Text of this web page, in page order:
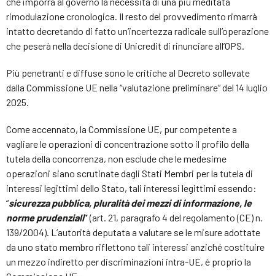
rimodulazione cronologica. Il resto del provvedimento rimarrà
intatto decretando di fatto un’incertezza radicale sull’operazione
che peserà nella decisione di Unicredit di rinunciare all’OPS.
Più penetranti e diffuse sono le critiche al Decreto sollevate
dalla Commissione UE nella “valutazione preliminare“ del 14 luglio
2025.
Come accennato, la Commissione UE, pur competente a
vagliare le operazioni di concentrazione sotto il profilo della
tutela della concorrenza, non esclude che le medesime
operazioni siano scrutinate dagli Stati Membri per la tutela di
interessi legittimi dello Stato, tali interessi legittimi essendo:
“sicurezza pubblica, pluralità dei mezzi di informazione, le
norme prudenziali”(art. 21, paragrafo 4 del regolamento (CE) n.
139/2004). L’autorità deputata a valutare se le misure adottate
da uno stato membro riflettono tali interessi anziché costituire
un mezzo indiretto per discriminazioni intra-UE, è proprio la